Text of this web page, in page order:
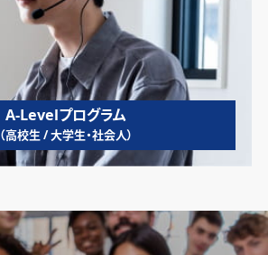
A-Levelプログラム
（高校生 / 大学生・社会人）